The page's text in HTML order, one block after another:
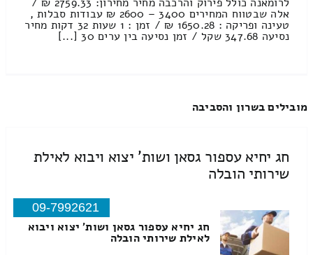
אלה שבטווח המחירים 3400 – 2600 ₪ עבודות סבלות ,
טעינה ופריקה : 1650.28 ₪ / זמן : 1 שעות 32 דקות מחיר
נסיעה 347.68 שקל / זמן נסיעה בין ערים 30 [...]
מובילים בשרון והסביבה
חג יחיא עספור גסאן ושות' יצוא ויבוא לאילת
שירותי הובלה
09-7992621
חג יחיא עספור גסאן ושות' יצוא ויבוא
לאילת שירותי הובלה